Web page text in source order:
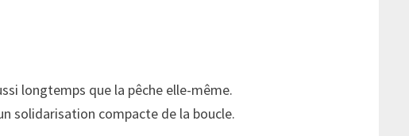
longtemps que la pêche elle-même.
solidarisation compacte de la boucle.